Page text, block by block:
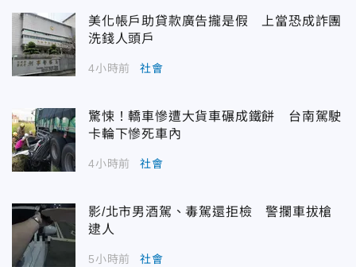
美化帳戶助貸款廣告攏是假 上當恐成詐團
洗錢人頭戶
4小時前 社會
驚悚！轎車慘遭大貨車碾成鐵餅 台南駕駛
卡輪下慘死車內
4小時前 社會
影/北市男酒駕、毒駕還拒檢 警攔車拔槍
逮人
5小時前 社會